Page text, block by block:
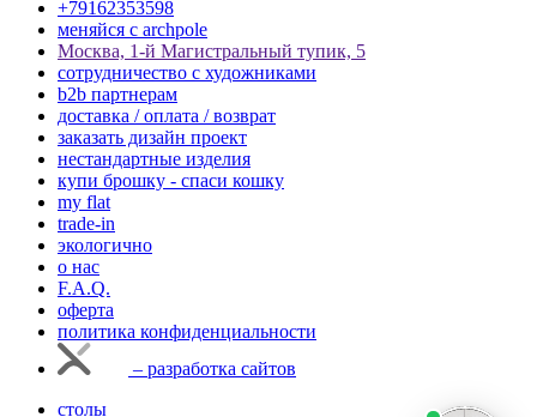
+79162353598
меняйся с аrchpole
Москва, 1-й Магистральный тупик, 5
cотрудничество с художниками
b2b партнерам
доставка / оплата / возврат
заказать дизайн проект
нестандартные изделия
купи брошку - спаси кошку
my flat
trade-in
экологично
о нас
F.A.Q.
оферта
политика конфиденциальности
– разработка сайтов
столы